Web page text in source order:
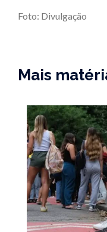
Foto: Divulgação
Mais